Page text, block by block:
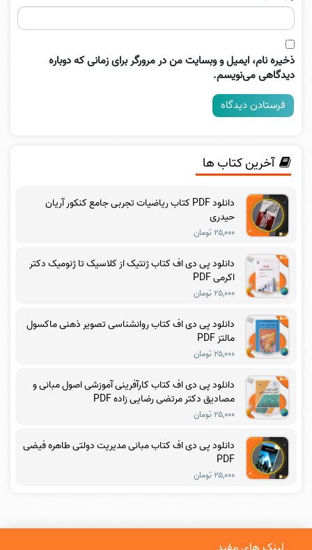
ذخیره نام، ایمیل و وبسایت من در مرورگر برای زمانی که دوباره
دیدگاهی می‌نویسم.
آخرین کتاب ها
دانلود PDF کتاب ریاضیات تجربی جامع کنکور آریان
حیدری
۲۵,۰۰۰ تومان
دانلود پی دی اف کتاب ژنتیک از کلاسیک تا ژنومیک دکتر
اکرمی PDF
۲۵,۰۰۰ تومان
دانلود پی دی اف کتاب روانشناسی تصویر ذهنی ماکسول
مالتز PDF
۲۵,۰۰۰ تومان
دانلود پی دی اف کتاب کارآفرینی آموزشی اصول مبانی و
مصادیق دکتر مرتضی رضایی زاده PDF
۲۵,۰۰۰ تومان
دانلود پی دی اف کتاب مبانی مدیریت دولتی طاهره فیضی
PDF
۲۵,۰۰۰ تومان